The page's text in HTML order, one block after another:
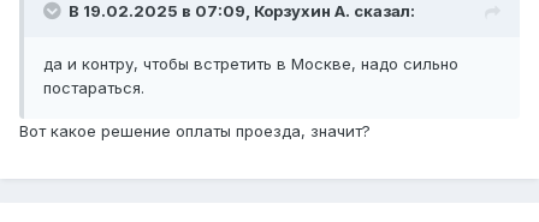
В 19.02.2025 в 07:09, Корзухин А. сказал:
да и контру, чтобы встретить в Москве, надо сильно
постараться.
Вот какое решение оплаты проезда, значит?